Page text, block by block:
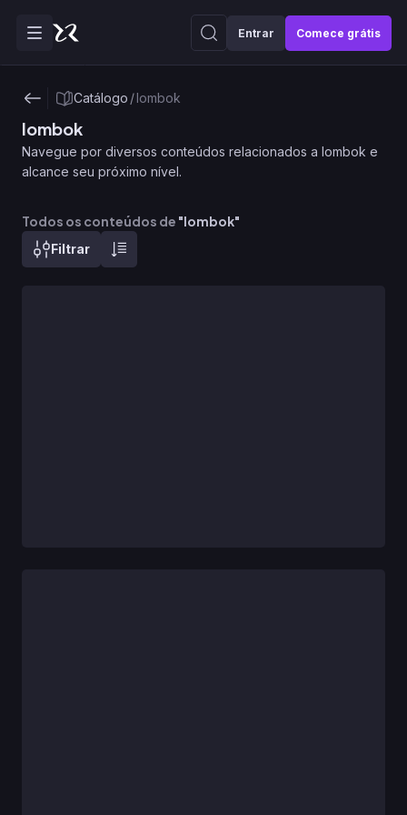
Entrar Comece grátis
Catálogo /lombok
lombok
Navegue por diversos conteúdos relacionados a lombok e
alcance seu próximo nível.
Todos os conteúdos de "lombok"
Filtrar